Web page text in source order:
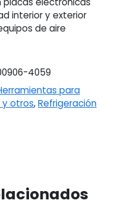
interior y exterior
de aire
4059
para
y otros,Refrigeración